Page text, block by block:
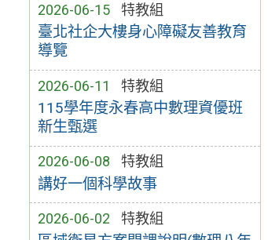
2026-06-15 特教組
臺北社企大樓身心障礙友善教育
導覽
2026-06-11 特教組
115學年度永春高中數理資優班
新生甄選
2026-06-08 特教組
講好一個科學故事
2026-06-02 特教組